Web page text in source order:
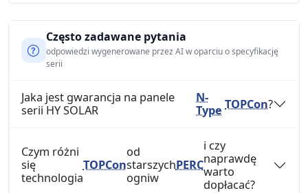
Często zadawane pytania
odpowiedzi wygenerowane przez AI w oparciu o specyfikację
serii
Jaka jest gwarancja na panele
serii HY SOLAR
N-
Type TOPCon?
Czym różni
się
technologia
TOPCon
od
starszych
ogniw
PERC
i czy
naprawdę
warto
dopłacać?